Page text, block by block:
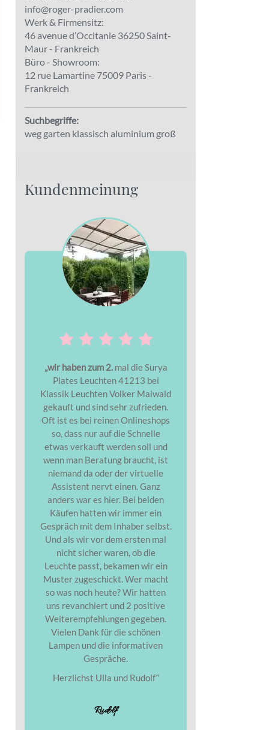
info@roger-pradier.com
Werk & Firmensitz:
46 avenue d’Occitanie 36250 Saint-
Maur - Frankreich
Büro - Showroom:
12 rue Lamartine 75009 Paris -
Frankreich
Suchbegriffe:
weg garten klassisch aluminium groß
Kundenmeinung
„wir haben zum 2.mal die Surya
Plates Leuchten 41213 bei
Klassik Leuchten Volker Maiwald
gekauft und sind sehr zufrieden.
Oft ist es bei reinen Onlineshops
so, dass nur auf die Schnelle
etwas verkauft werden soll und
wenn man Beratung braucht, ist
niemand da oder der virtuelle
Assistent nervt einen. Ganz
anders war es hier. Bei beiden
Käufen hatten wir immer ein
Gespräch mit dem Inhaber selbst.
Und als wir vor dem ersten mal
nicht sicher waren, ob die
Leuchte passt, bekamen wir ein
Muster zugeschickt. Wer macht
so was noch heute? Wir hatten
uns revanchiert und 2 positive
Weiterempfehlungen gegeben.
Vielen Dank für die schönen
Lampen und die informativen
Gespräche.
Herzlichst Ulla und Rudolf“
Rudolf